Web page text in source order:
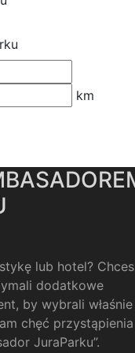
km
lub hotel?
dodatkowe
by wybrali właśnie
chęć przystąpienia
JuraParku”.